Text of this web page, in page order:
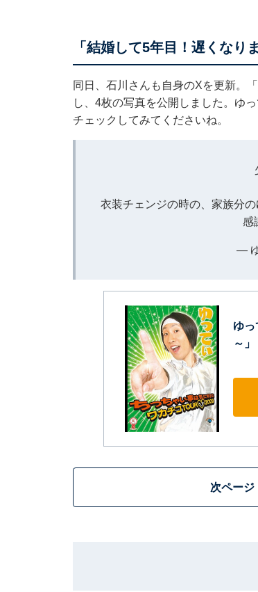
「結婚して5年目！遅くなり
同日、石川さんも自身のXを更新。
し、4枚の写真を公開しました。ゆ
チェックしてみてくださいね。
衣装チェンジの時の、家族分
感
—
ゆ
～」
次ページ